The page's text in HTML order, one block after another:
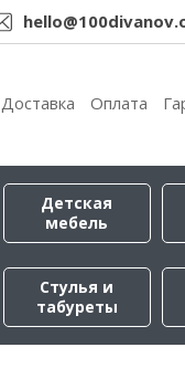
Доставка Оплата
Детская
мебель
Стулья и
табуреты